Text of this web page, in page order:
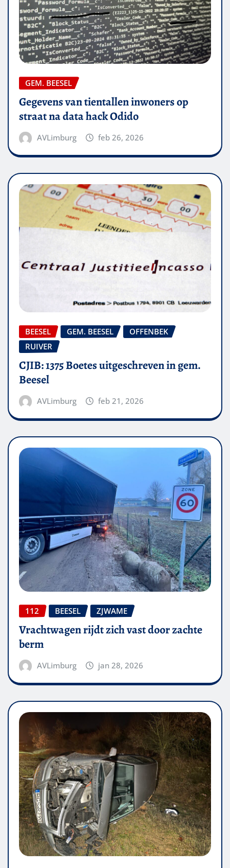
GEM. BEESEL
Gegevens van tientallen inwoners op
straat na data hack Odido
AVLimburg feb 26, 2026
BEESEL GEM. BEESEL
OFFENBEK
RUIVER
CJIB: 1375 Boetes uitgeschreven in gem.
Beesel
AVLimburg feb 21, 2026
112 BEESEL ZJWAME
Vrachtwagen rijdt zich vast door zachte
berm
AVLimburg jan 28, 2026